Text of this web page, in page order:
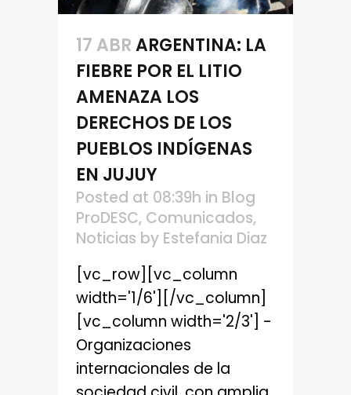
17 ABRARGENTINA: LA
FIEBRE POR EL LITIO
AMENAZA LOS
DERECHOS DE LOS
PUEBLOS INDÍGENAS
EN JUJUY
Posted at 08:39h in Blog
ProDESC, Comunicados,
Noticias by Estefania Diaz
[vc_row][vc_column
width='1/6'][/vc_column]
[vc_column width='2/3'] -
Organizaciones
internacionales de la